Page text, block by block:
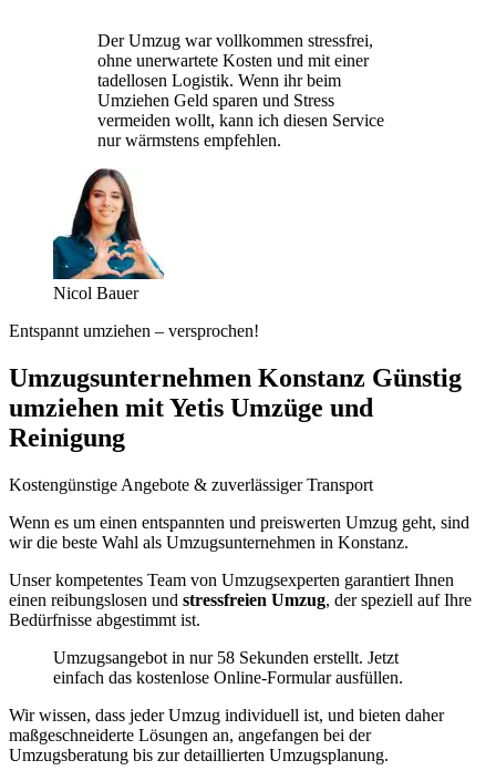
Der Umzug war vollkommen stressfrei,
ohne unerwartete Kosten und mit einer
tadellosen Logistik. Wenn ihr beim
Umziehen Geld sparen und Stress
vermeiden wollt, kann ich diesen Service
nur wärmstens empfehlen.
Nicol Bauer
Entspannt umziehen – versprochen!
Umzugsunternehmen Konstanz Günstig
umziehen mit Yetis Umzüge und
Reinigung
Kostengünstige Angebote & zuverlässiger Transport
Wenn es um einen entspannten und preiswerten Umzug geht, sind
wir die beste Wahl als Umzugsunternehmen in Konstanz.
Unser kompetentes Team von Umzugsexperten garantiert Ihnen
einen reibungslosen und stressfreien Umzug, der speziell auf Ihre
Bedürfnisse abgestimmt ist.
Umzugsangebot in nur 58 Sekunden erstellt. Jetzt
einfach das kostenlose Online-Formular ausfüllen.
Wir wissen, dass jeder Umzug individuell ist, und bieten daher
maßgeschneiderte Lösungen an, angefangen bei der
Umzugsberatung bis zur detaillierten Umzugsplanung.